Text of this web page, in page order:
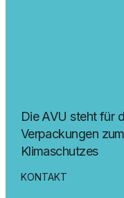
Die AVU steht für
Verpackungen
Klimaschutzes
KONTAKT